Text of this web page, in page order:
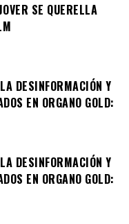
SE QUERELLA
DESINFORMACIÓN Y
EN ORGANO GOLD:
DESINFORMACIÓN Y
EN ORGANO GOLD: